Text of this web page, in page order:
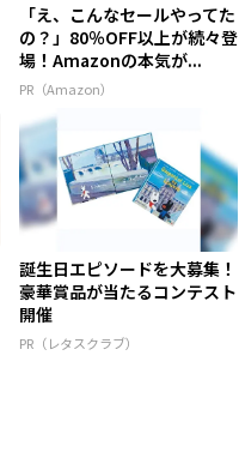
「え、こんなセールやってた
の？」80％OFF以上が続々登
場！Amazonの本気が...
PR（Amazon）
誕生日エピソードを大募集！
豪華賞品が当たるコンテスト
開催
PR（レタスクラブ）